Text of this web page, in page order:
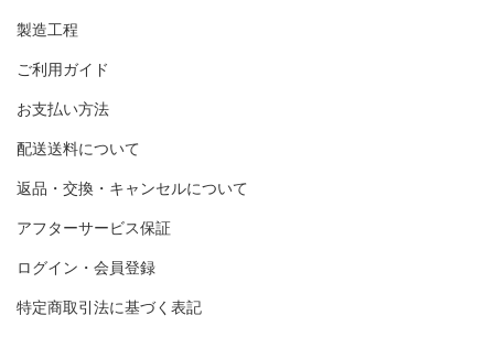
製造工程
ご利用ガイド
お支払い方法
配送送料について
返品・交換・キャンセルについて
アフターサービス保証
ログイン・会員登録
特定商取引法に基づく表記